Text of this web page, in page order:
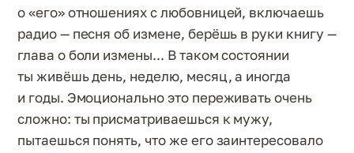
о «его» отношениях с любовницей, включаешь
радио — песня об измене, берёшь в руки книгу —
глава о боли измены... В таком состоянии
ты живёшь день, неделю, месяц, а иногда
и годы. Эмоционально это переживать очень
сложно: ты присматриваешься к мужу,
пытаешься понять, что же его заинтересовало